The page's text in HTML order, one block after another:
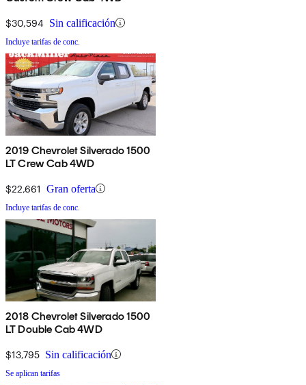
$30,594 Sin calificación
Incluye tarifas de conc.
2019 Chevrolet Silverado 1500
LT Crew Cab 4WD
$22,661 Gran oferta
Incluye tarifas de conc.
2018 Chevrolet Silverado 1500
LT Double Cab 4WD
$13,795 Sin calificación
Se aplican tarifas